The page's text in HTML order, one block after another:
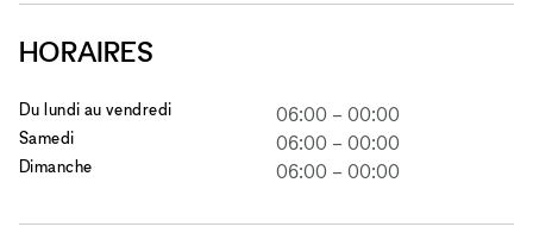
HORAIRES
Du lundi au vendredi 06:00 – 00:00
Samedi 06:00 – 00:00
Dimanche 06:00 – 00:00